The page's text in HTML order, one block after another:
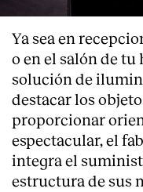
Ya sea en
o en el salón de
solución de
destacar los
proporcionar
espectacular, el
integra el
estructura de sus